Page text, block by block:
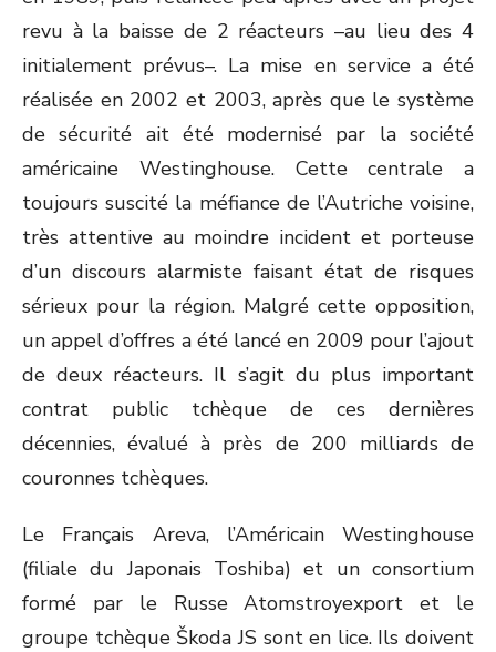
revu à la baisse de 2 réacteurs –au lieu des 4
initialement prévus–. La mise en service a été
réalisée en 2002 et 2003, après que le système
de sécurité ait été modernisé par la société
américaine Westinghouse. Cette centrale a
toujours suscité la méfiance de l’Autriche voisine,
très attentive au moindre incident et porteuse
d’un discours alarmiste faisant état de risques
sérieux pour la région. Malgré cette opposition,
un appel d’offres a été lancé en 2009 pour l’ajout
de deux réacteurs. Il s’agit du plus important
contrat public tchèque de ces dernières
décennies, évalué à près de 200 milliards de
couronnes tchèques.
Le Français Areva, l’Américain Westinghouse
(filiale du Japonais Toshiba) et un consortium
formé par le Russe Atomstroyexport et le
groupe tchèque Škoda JS sont en lice. Ils doivent